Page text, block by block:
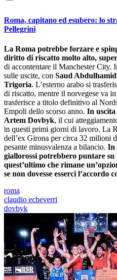
Roma, capitano ed esubero: lo
Pellegrini
La Roma potrebbe forzare e
diritto di riscatto molto alto,
di accontentare il Manchester City.
sulle uscite, con Saud
Trigoria. L’esterno arabo si
di riscatto, mentre il norvegese va
trasferisce a titolo definitivo al
Empoli dello scorso anno. In
Artem Dovbyk, il cui
in questi primi giorni di lavoro. La
dell’ex Girona per circa 32 milioni
pesante minusvalenza a bilancio. In
giallorossi potrebbero puntare
quest’ultimo che rimane
se non dovesse esserci
roma
claudio echeverri
dovbyk